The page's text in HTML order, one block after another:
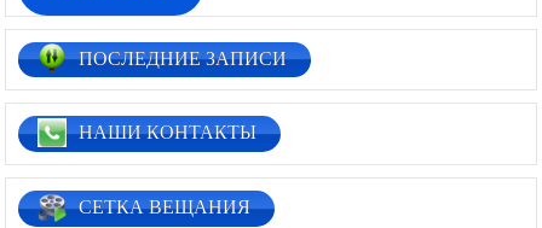
ПОСЛЕДНИЕ ЗАПИСИ
НАШИ КОНТАКТЫ
СЕТКА ВЕЩАНИЯ